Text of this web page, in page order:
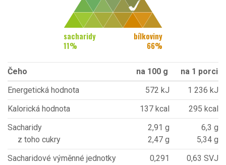
sacharidy
11%
bílkoviny
66%
Čeho na 100 g
na 1 porci
Energetická hodnota
572 kJ
1 236 kJ
Kalorická hodnota
137 kcal
295 kcal
Sacharidy
z toho cukry
2,91 g
2,47 g
6,3 g
5,34 g
Sacharidové výměnné jednotky
0,291
0,63 SVJ